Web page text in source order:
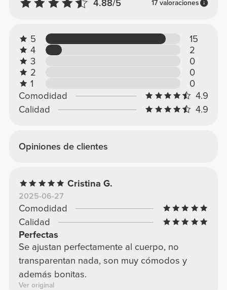
4.88/5 17 valoraciones
5
15
4
2
3
0
2
0
1
0
Comodidad
4.9
Calidad
4.9
Opiniones de clientes
Cristina G.
2025-06-27
Comodidad
Calidad
Perfectas
Se ajustan perfectamente al cuerpo, no
transparentan nada, son muy cómodos y
además bonitas.
Ver original